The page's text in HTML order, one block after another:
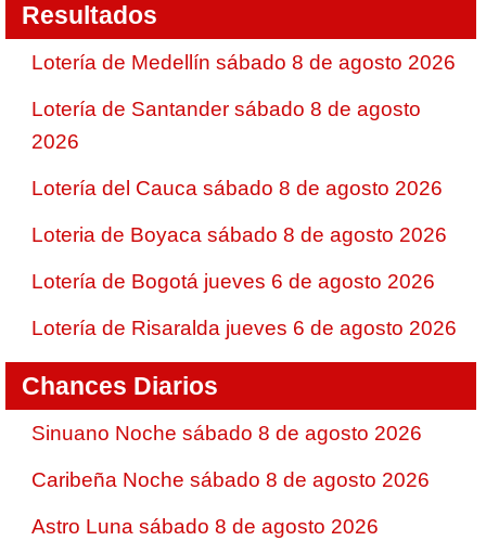
Resultados
Lotería de Medellín sábado 8 de agosto 2026
Lotería de Santander sábado 8 de agosto
2026
Lotería del Cauca sábado 8 de agosto 2026
Loteria de Boyaca sábado 8 de agosto 2026
Lotería de Bogotá jueves 6 de agosto 2026
Lotería de Risaralda jueves 6 de agosto 2026
Chances Diarios
Sinuano Noche sábado 8 de agosto 2026
Caribeña Noche sábado 8 de agosto 2026
Astro Luna sábado 8 de agosto 2026